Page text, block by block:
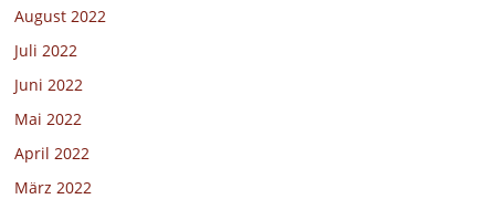
August 2022
Juli 2022
Juni 2022
Mai 2022
April 2022
März 2022